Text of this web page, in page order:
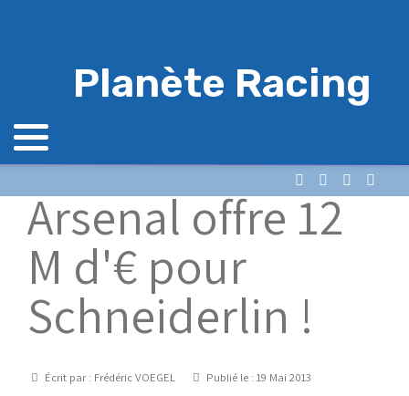
Planète Racing
Arsenal offre 12
M d'€ pour
Schneiderlin !
DétailsÉcrit par : Frédéric VOEGEL
Publié le : 19 Mai 2013